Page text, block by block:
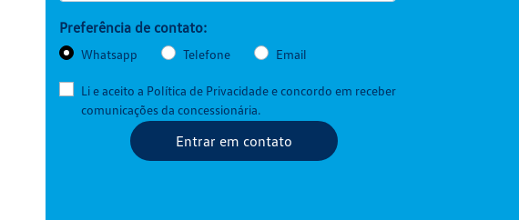
Preferência de contato:
Whatsapp Telefone Email
Li e aceito a Política de Privacidadee concordo em receber
comunicações da concessionária.
Entrar em contato